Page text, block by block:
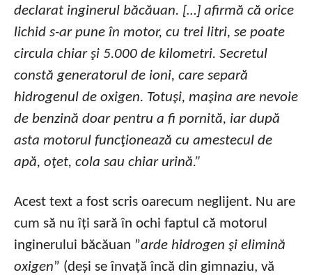
declarat inginerul băcăuan. […] afirmă că orice
lichid s-ar pune în motor, cu trei litri, se poate
circula chiar şi 5.000 de kilometri. Secretul
constă generatorul de ioni, care separă
hidrogenul de oxigen. Totuşi, maşina are nevoie
de benzină doar pentru a fi pornită, iar după
asta motorul funcţionează cu amestecul de
apă, oţet, cola sau chiar urină.”
Acest text a fost scris oarecum neglijent. Nu are
cum să nu îți sară în ochi faptul că motorul
inginerului băcăuan ”arde hidrogen şi elimină
oxigen” (deși se învață încă din gimnaziu, vă